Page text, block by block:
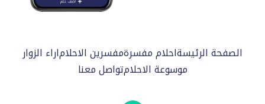
الصفحة الرئيسةاحلام مفسرةمفسرين الاحلاماراء الزوار
موسوعة الاحلامتواصل معنا